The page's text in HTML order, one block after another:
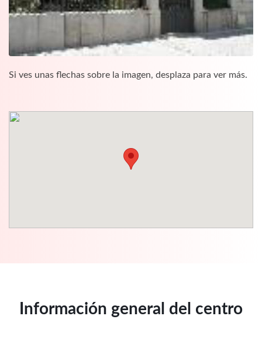
Si ves unas flechas sobre la imagen, desplaza para ver más.
Información general del centro